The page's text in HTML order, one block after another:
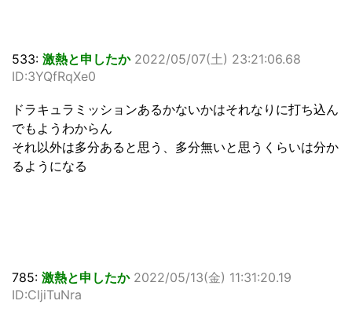
533: 激熱と申したか 2022/05/07(土) 23:21:06.68
ID:3YQfRqXe0
ドラキュラミッションあるかないかはそれなりに打ち込ん
でもようわからん
それ以外は多分あると思う、多分無いと思うくらいは分か
るようになる
785: 激熱と申したか 2022/05/13(金) 11:31:20.19
ID:CljiTuNra